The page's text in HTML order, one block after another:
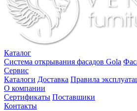
Каталог
Система открывания фасадов Gola
Сервис
Каталоги Доставка Правила
О компании
Сертификаты Поставшики
Контакты